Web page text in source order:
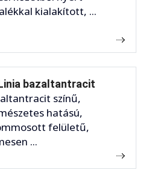
kialakított, ...
bazaltantracit
színű,
hatású,
felületű,
...